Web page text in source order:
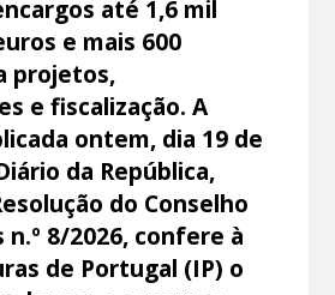
até 1,6 mil
e mais 600
projetos,
e fiscalização. A
ontem, dia 19 de
da República,
do Conselho
8/2026, confere à
de Portugal (IP) o